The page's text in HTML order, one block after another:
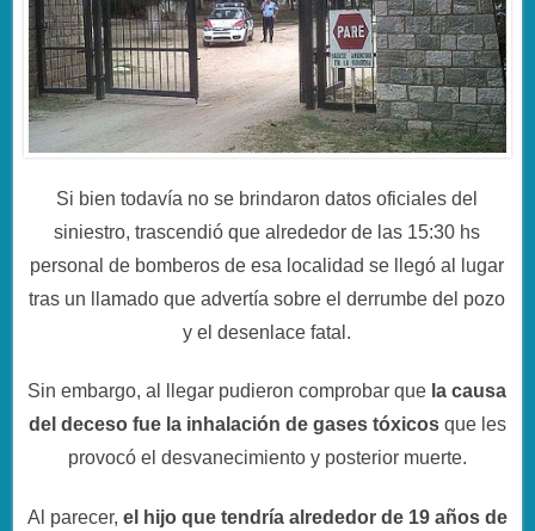
Si bien todavía no se brindaron datos oficiales del
siniestro, trascendió que alrededor de las 15:30 hs
personal de bomberos de esa localidad se llegó al lugar
tras un llamado que advertía sobre el derrumbe del pozo
y el desenlace fatal.
Sin embargo, al llegar pudieron comprobar que la causa
del deceso fue la inhalación de gases tóxicosque les
provocó el desvanecimiento y posterior muerte.
Al parecer, el hijo que tendría alrededor de 19 años de